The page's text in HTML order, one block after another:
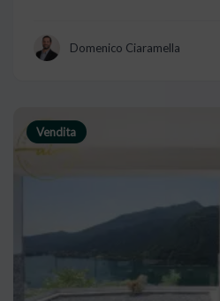
Domenico Ciaramella
Vendita